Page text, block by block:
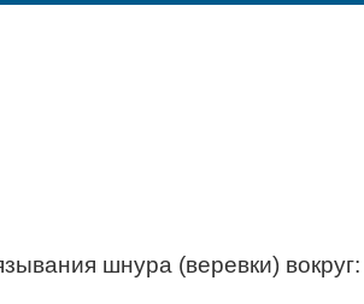
шнура (веревки) вокруг: